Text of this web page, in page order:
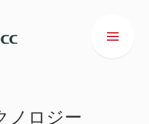
ノロジー